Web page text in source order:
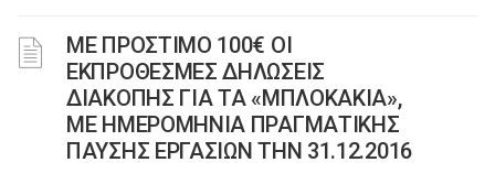
ΜΕ ΠΡΟΣΤΙΜΟ 100€ ΟΙ
ΕΚΠΡΟΘΕΣΜΕΣ ΔΗΛΩΣΕΙΣ
ΔΙΑΚΟΠΗΣ ΓΙΑ ΤΑ «ΜΠΛΟΚΑΚΙΑ»,
ΜΕ ΗΜΕΡΟΜΗΝΙΑ ΠΡΑΓΜΑΤΙΚΗΣ
ΠΑΥΣΗΣ ΕΡΓΑΣΙΩΝ ΤΗΝ 31.12.2016